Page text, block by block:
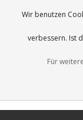
DE
Wir benutzen
verbessern. Ist
Für